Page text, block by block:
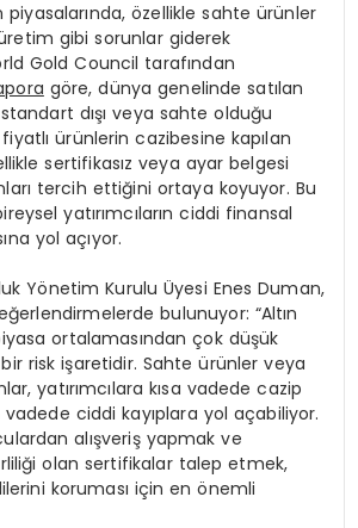
piyasalarında, özellikle sahte ürünler
gibi sorunlar giderek
Gold Council tarafından
göre, dünya genelinde satılan
standart dışı veya sahte olduğu
ürünlerin cazibesine kapılan
sertifikasız veya ayar belgesi
tercih ettiğini ortaya koyuyor. Bu
yatırımcıların ciddi finansal
yol açıyor.
Yönetim Kurulu Üyesi Enes Duman,
bulunuyor: “Altın
ortalamasından çok düşük
risk işaretidir. Sahte ürünler veya
yatırımcılara kısa vadede cazip
ciddi kayıplara yol açabiliyor.
alışveriş yapmak ve
olan sertifikalar talep etmek,
koruması için en önemli